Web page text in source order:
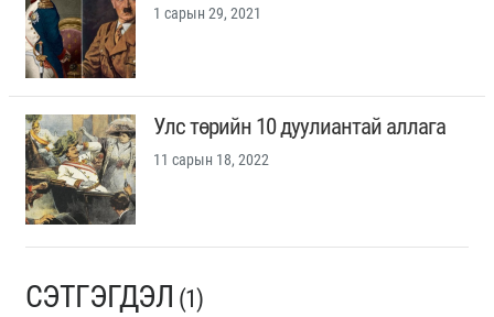
1 сарын 29, 2021
Улс төрийн 10 дуулиантай аллага
11 сарын 18, 2022
СЭТГЭГДЭЛ (1)